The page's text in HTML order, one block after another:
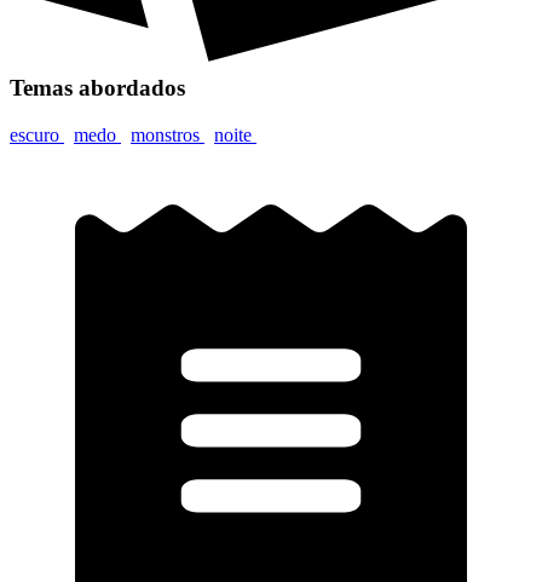
Temas abordados
escuro medo monstros noite